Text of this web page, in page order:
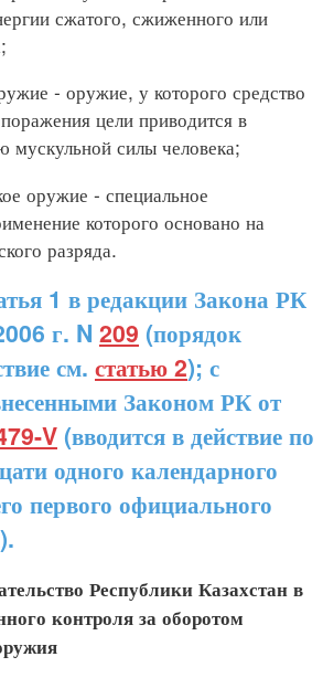
сжатого, сжиженного или
- оружие, у которого средство
цели приводится в
мускульной силы человека;
оружие - специальное
которого основано на
разряда.
1 в редакции Закона РК
г. N 209 (порядок
см. статью 2); с
Законом РК от
V (вводится в действие по
одного календарного
первого официального
Республики Казахстан в
контроля за оборотом